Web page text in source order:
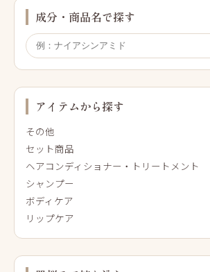
成分・商品名で探す
アイテムから探す
その他
セット商品
ヘアコンディショナー・トリートメント
シャンプー
ボディケア
リップケア